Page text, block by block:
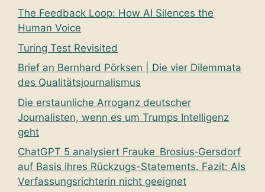
The Feedback Loop: How AI Silences the
Human Voice
Turing Test Revisited
Brief an Bernhard Pörksen | Die vier Dilemmata
des Qualitätsjournalismus
Die erstaunliche Arroganz deutscher
Journalisten, wenn es um Trumps Intelligenz
geht
ChatGPT 5 analysiert Frauke Brosius‑Gersdorf
auf Basis ihres Rückzugs-Statements. Fazit: Als
Verfassungsrichterin nicht geeignet